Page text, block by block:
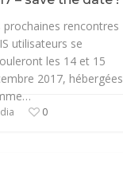
prochaines rencontres
utilisateurs se
les 14 et 15
2017, hébergées
0